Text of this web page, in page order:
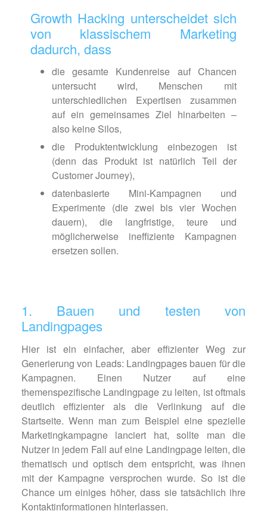
Growth Hacking unterscheidet sich
von klassischem Marketing
dadurch, dass
die gesamte Kundenreise auf Chancen
untersucht wird, Menschen mit
unterschiedlichen Expertisen zusammen
auf ein gemeinsames Ziel hinarbeiten –
also keine Silos,
die Produktentwicklung einbezogen ist
(denn das Produkt ist natürlich Teil der
Customer Journey),
datenbasierte Mini-Kampagnen und
Experimente (die zwei bis vier Wochen
dauern), die langfristige, teure und
möglicherweise ineffiziente Kampagnen
ersetzen sollen.
1. Bauen und testen von
Landingpages
Hier ist ein einfacher, aber effizienter Weg zur
Generierung von Leads: Landingpages bauen für die
Kampagnen. Einen Nutzer auf eine
themenspezifische Landingpage zu leiten, ist oftmals
deutlich effizienter als die Verlinkung auf die
Startseite. Wenn man zum Beispiel eine spezielle
Marketingkampagne lanciert hat, sollte man die
Nutzer in jedem Fall auf eine Landingpage leiten, die
thematisch und optisch dem entspricht, was ihnen
mit der Kampagne versprochen wurde. So ist die
Chance um einiges höher, dass sie tatsächlich ihre
Kontaktinformationen hinterlassen.